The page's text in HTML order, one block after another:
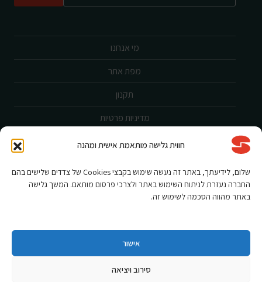
חווית גלישה מותאמת אישית ומהנה
שלום, לידיעתך, באתר זה נעשה שימוש בקבצי Cookies של צדדים שלישים בהם
החברה נעזרת לניתוח השימוש באתר ולצרכי פרסום מותאם. המשך גלישה
באתר מהווה הסכמה לשימוש זה.
אישור
סירוב ויציאה
מי אנחנו
מפת אתר
תקנון
מדיניות פרטיות
ביטול עסקה
הצהרת נגישות